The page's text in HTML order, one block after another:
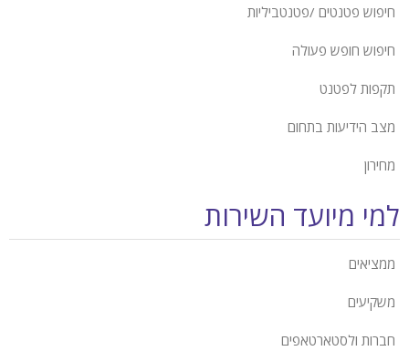
חיפוש פטנטים /פטנטביליות
חיפוש חופש פעולה
תקפות לפטנט
מצב הידיעות בתחום
מחירון
למי מיועד השירות
ממציאים
משקיעים
חברות ולסטארטאפים